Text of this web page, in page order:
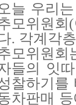
늘 우리
모위원회
. 각계각
모위원회
들의 잇
찰하기를
차판매